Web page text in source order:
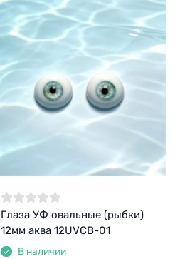
Глаза УФ овальные (рыбки)
12мм аква 12UVCB-01
В наличии